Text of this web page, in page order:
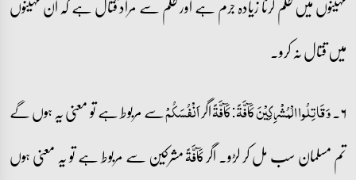
میں قتال نہ کرو۔
۶۔ وَ قَاتِلُوا الۡمُشۡرِکِیۡنَ کَآفَّۃً: کَآفَّۃًاگراَنۡفُسَکُمۡسے مربوط ہے تو معنی یہ ہوں گے
تم مسلمان سب مل کر لڑو۔ اگرکَآفَّۃًمشرکین سے مربوط ہے تو یہ معنی ہوں